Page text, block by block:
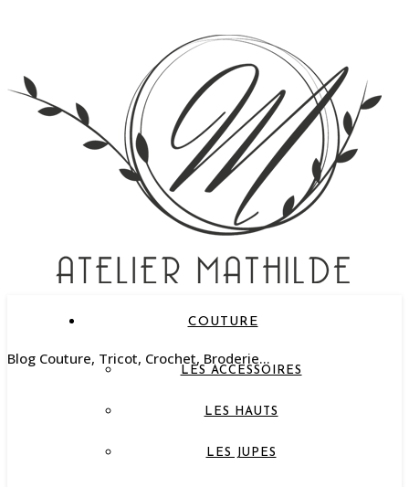
Blog Couture, Tricot, Crochet, Broderie…
COUTURE
LES ACCESSOIRES
LES HAUTS
LES JUPES